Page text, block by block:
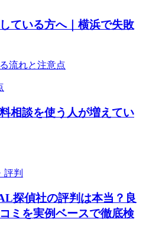
ている方へ｜横浜で失敗
相談を使う人が増えてい
評判
探偵社の評判は本当？良
ミを実例ベースで徹底検